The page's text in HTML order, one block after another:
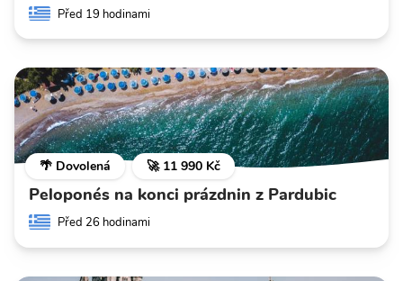
Před 19 hodinami
🌴 Dovolená 🚀 11 990 Kč
Peloponés na konci prázdnin z Pardubic
Před 26 hodinami